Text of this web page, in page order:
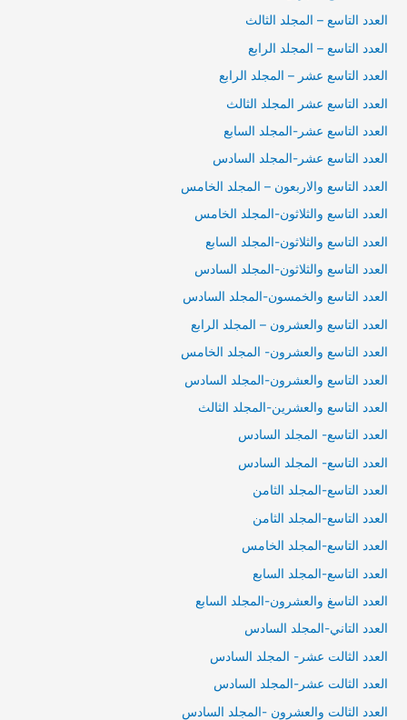
العدد التاسع – المجلد الثالث
العدد التاسع – المجلد الرابع
العدد التاسع عشر – المجلد الرابع
العدد التاسع عشر المجلد الثالث
العدد التاسع عشر-المجلد السابع
العدد التاسع عشر-المجلد السادس
العدد التاسع والاربعون – المجلد الخامس
العدد التاسع والثلاثون-المجلد الخامس
العدد التاسع والثلاثون-المجلد السابع
العدد التاسع والثلاثون-المجلد السادس
العدد التاسع والخمسون-المجلد السادس
العدد التاسع والعشرون – المجلد الرابع
العدد التاسع والعشرون- المجلد الخامس
العدد التاسع والعشرون-المجلد السادس
العدد التاسع والعشرين-المجلد الثالث
العدد التاسع- المجلد السادس
العدد التاسع- المجلد السادس
العدد التاسع-المجلد الثامن
العدد التاسع-المجلد الثامن
العدد التاسع-المجلد الخامس
العدد التاسع-المجلد السابع
العدد التاسغ والعشرون-المجلد السابع
العدد التاني-المجلد السادس
العدد الثالت عشر- المجلد السادس
العدد الثالت عشر-المجلد السادس
العدد الثالت والعشرون -المجلد السادس